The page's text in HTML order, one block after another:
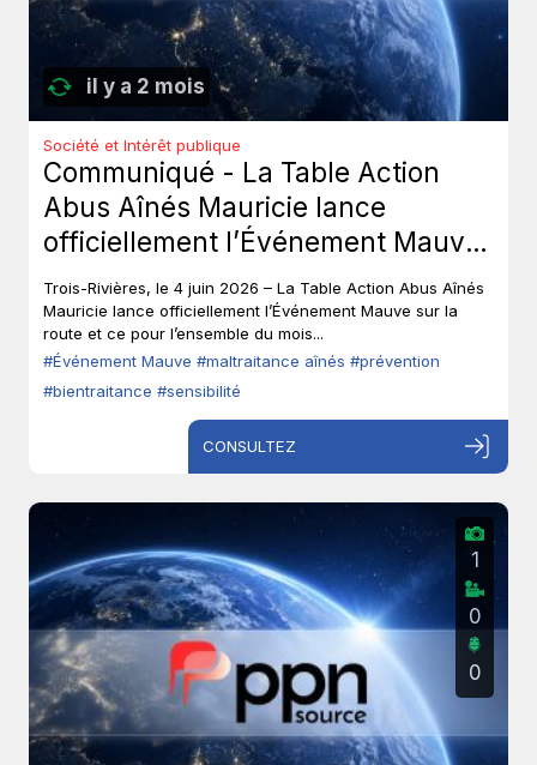
il y a 2 mois
Société et Intérêt publique
Communiqué - La Table Action
Abus Aînés Mauricie lance
officiellement l’Événement Mauve
sur la route.
Trois-Rivières, le 4 juin 2026 – La Table Action Abus Aînés
Mauricie lance officiellement l’Événement Mauve sur la
route et ce pour l’ensemble du mois...
#Événement Mauve #maltraitance aînés #prévention
#bientraitance #sensibilité
CONSULTEZ
1
0
0